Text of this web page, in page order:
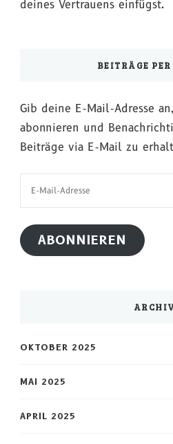
deines Vertrauens einfügst.
BEITRÄGE
Gib deine E-Mail-Adresse
abonnieren und
Beiträge via E-Mail zu
ABONNIEREN
OKTOBER 2025
MAI 2025
APRIL 2025